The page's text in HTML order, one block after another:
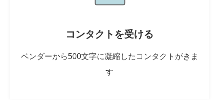
コンタクトを受ける
ベンダーから500文字に凝縮したコンタクトがきま
す